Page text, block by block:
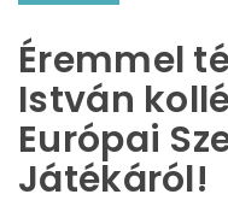
Éremmel
István
Európai
Játékáról!